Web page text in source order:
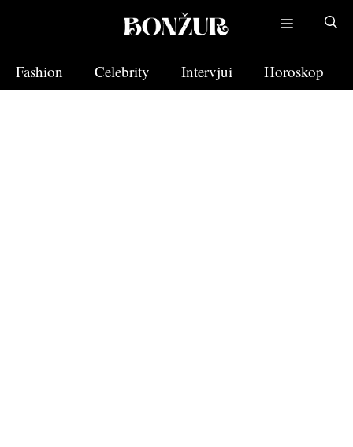
Fashion
Celebrity Intervjui Horoskop